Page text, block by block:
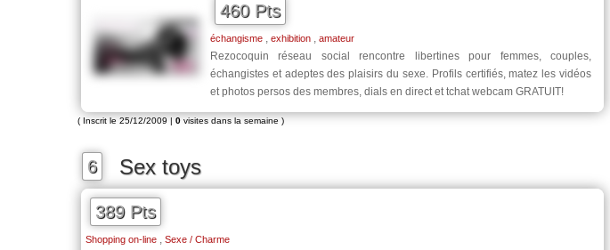
460 Pts
échangisme , exhibition , amateur
Rezocoquin réseau social rencontre libertines pour femmes, couples,
échangistes et adeptes des plaisirs du sexe. Profils certifiés, matez les vidéos
et photos persos des membres, dials en direct et tchat webcam GRATUIT!
( Inscrit le 25/12/2009 | 0 visites dans la semaine )
6 Sex toys
389 Pts
Shopping on-line , Sexe / Charme